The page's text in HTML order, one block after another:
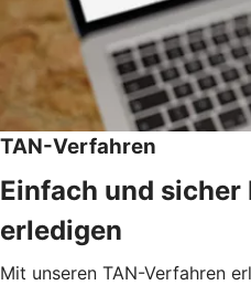
TAN-Verfahren
Einfach und sicher
erledigen
Mit unseren TAN-Verfahren